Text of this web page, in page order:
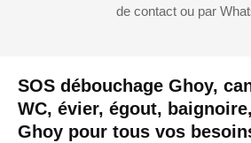
SOS débouchage Ghoy,
WC, évier, égout,
Ghoy pour tous vos
de contact ou par